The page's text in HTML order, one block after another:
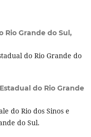
Rio Grande do Sul,
do Rio Grande do
do Rio Grande
do Rio dos Sinos e
do Sul.